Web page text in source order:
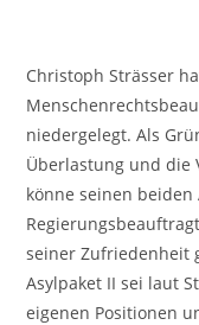
Christoph Strässer
niedergelegt. Als
Überlastung und die
könne seinen
seiner Zufriedenheit
Asylpaket II sei laut
eigenen Positionen